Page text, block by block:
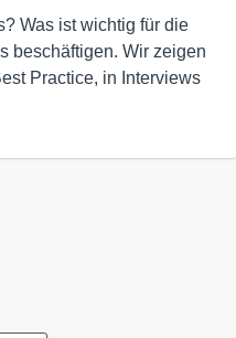
Was ist wichtig für die
beschäftigen. Wir zeigen
Practice, in Interviews